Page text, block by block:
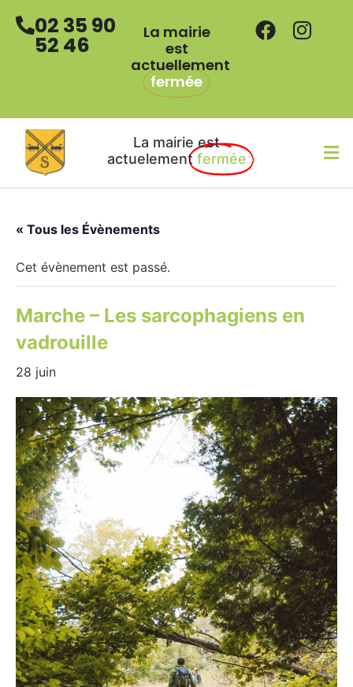
02 35 90
52 46
La mairie
est
actuellement
fermée
La mairie est
actuelement fermée
« Tous les Évènements
Cet évènement est passé.
Marche – Les sarcophagiens en
vadrouille
28 juin